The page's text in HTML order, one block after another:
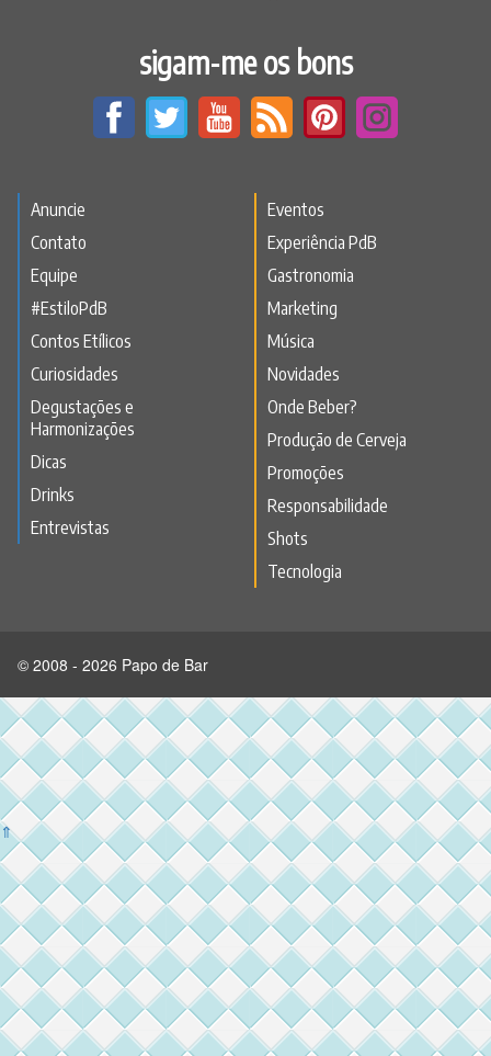
sigam-me os bons
Anuncie
Contato
Equipe
#EstiloPdB
Contos Etílicos
Curiosidades
Degustações e
Harmonizações
Dicas
Drinks
Entrevistas
Eventos
Experiência PdB
Gastronomia
Marketing
Música
Novidades
Onde Beber?
Produção de Cerveja
Promoções
Responsabilidade
Shots
Tecnologia
© 2008 - 2026 Papo de Bar
⇑